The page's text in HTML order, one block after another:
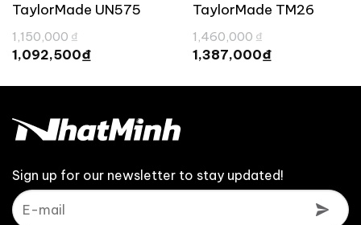
TaylorMade UN575
1,150,000 ₫
gốc
là:
1,092,500₫
là:
TaylorMade TM26
1,460,000 ₫
gốc
là:
1,387,000₫
là:
₫.
Sign up for our newsletter to stay updated!